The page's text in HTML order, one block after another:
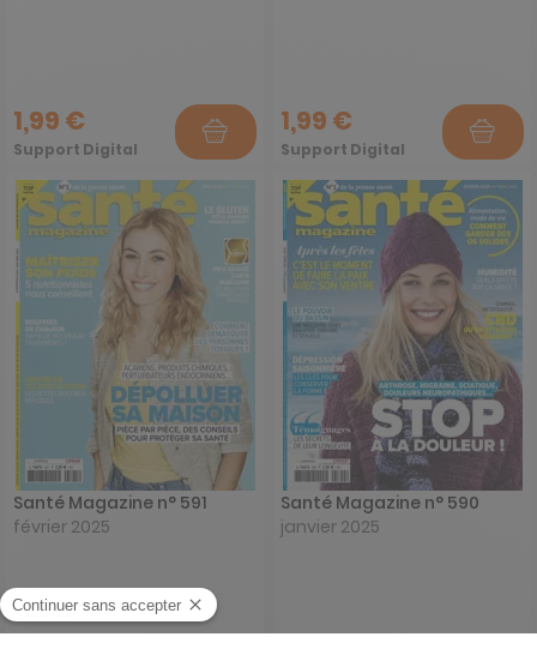
1,99 €
Support Digital
1,99 €
Support Digital
Santé Magazine n° 591
février 2025
Santé Magazine n° 590
janvier 2025